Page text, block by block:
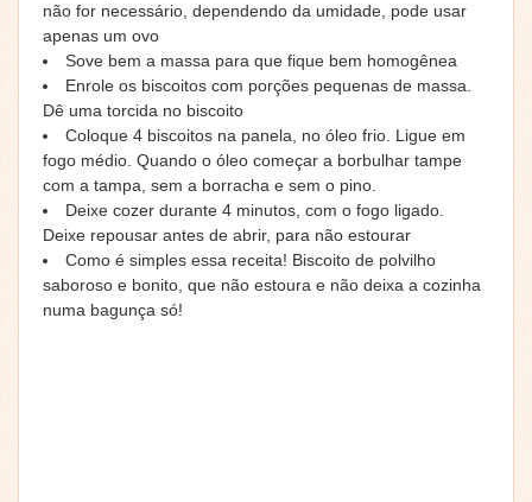
não for necessário, dependendo da umidade, pode usar
apenas um ovo
Sove bem a massa para que fique bem homogênea
Enrole os biscoitos com porções pequenas de massa.
Dê uma torcida no biscoito
Coloque 4 biscoitos na panela, no óleo frio. Ligue em
fogo médio. Quando o óleo começar a borbulhar tampe
com a tampa, sem a borracha e sem o pino.
Deixe cozer durante 4 minutos, com o fogo ligado.
Deixe repousar antes de abrir, para não estourar
Como é simples essa receita! Biscoito de polvilho
saboroso e bonito, que não estoura e não deixa a cozinha
numa bagunça só!